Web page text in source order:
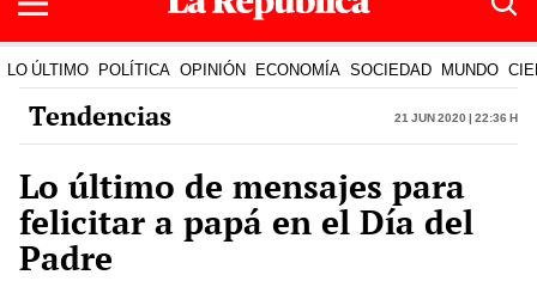
LO ÚLTIMO POLÍTICA OPINIÓN ECONOMÍA SOCIEDAD MUNDO
Tendencias 21 Jun 2020 | 22:36 h
Lo último de mensajes para
felicitar a papá en el Día del
Padre